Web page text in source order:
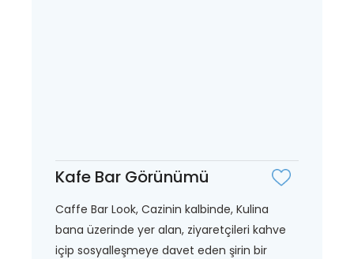
Kafe Bar Görünümü
Caffe Bar Look, Cazinin kalbinde, Kulina
bana üzerinde yer alan, ziyaretçileri kahve
içip sosyalleşmeye davet eden şirin bir